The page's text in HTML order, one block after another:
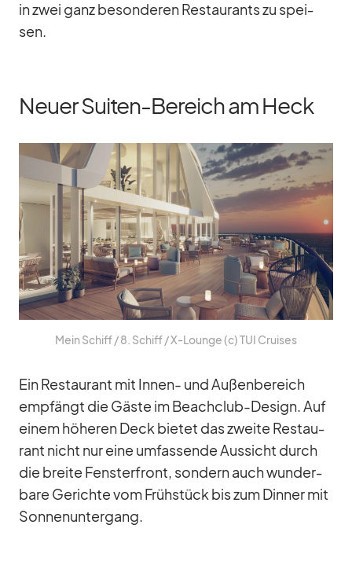
in zwei ganz be­son­de­ren Re­stau­rants zu spei­
sen.
Neuer Suiten-Bereich am Heck
Mein Schiff /​ 8. Schiff /​ X‑Lounge (c) TUI Crui­ses
Ein Re­stau­rant mit In­nen- und Au­ßen­be­reich
emp­fängt die Gäste im Be­ach­club-De­sign. Auf
ei­nem hö­he­ren Deck bie­tet das zweite Re­stau­
rant nicht nur eine um­fas­sende Aus­sicht durch
die breite Fens­ter­front, son­dern auch wun­der­
bare Ge­richte vom Früh­stück bis zum Din­ner mit
Son­nen­un­ter­gang.